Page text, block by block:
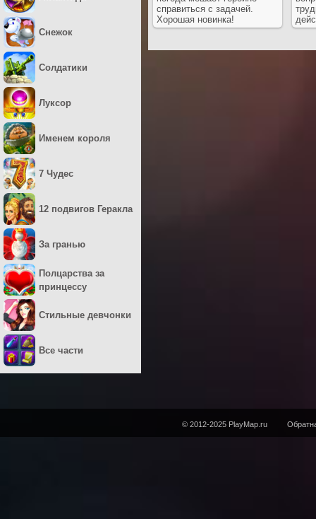
справиться с задачей.
Хорошая новинка!
Снежок
Солдатики
Луксор
Именем короля
7 Чудес
12 подвигов Геракла
За гранью
Полцарства за
принцессу
Стильные девчонки
Все части
© 2012-2025 PlayMap.ru